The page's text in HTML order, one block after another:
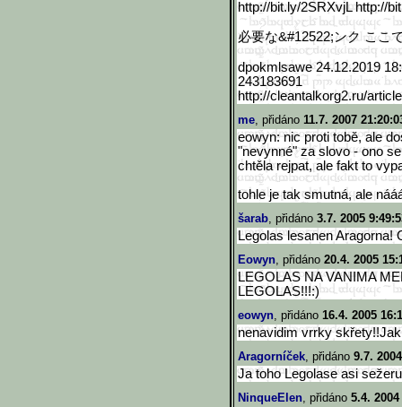
http://bit.ly/2SRXvjL http://
必要な&#12522;ンク ここ
dpokmlsawe 24.12.2019
243183691
http://cleantalkorg2.ru/article
me, přidáno 11.7. 2007
eowyn: nic proti tobě, ale
"nevynné" za slovo - ono
chtěla rejpat, ale fakt to
tohle je tak smutná, ale
šarab, přidáno 3.7. 2005
Legolas lesanen Aragorna!
Eowyn, přidáno 20.4. 2005
LEGOLAS NA VANIMA
LEGOLAS!!!:)
eowyn, přidáno 16.4. 2005
nenavidim vrrky
Aragorníček, přidáno 9.7.
Ja toho Legolase asi
NinqueElen, přidáno 5.4.